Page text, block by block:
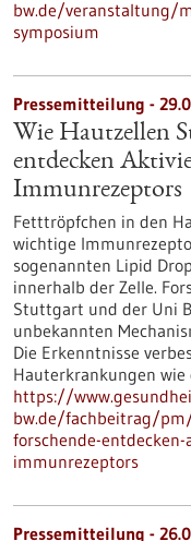
bw.de/veranstaltung/
symposium
Pressemitteilung -
Wie Hautzellen
entdecken
Immunrezeptors
Fetttröpfchen in den
wichtige
sogenannten Lipid
innerhalb der Zelle.
Stuttgart und der Uni
unbekannten
Die Erkenntnisse
Hauterkrankungen
https://
bw.de/fachbeitrag/
forschende-
immunrezeptors
Pressemitteilung -